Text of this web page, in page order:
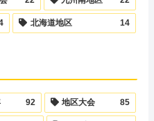
北海道地区 14
92 地区大会 85